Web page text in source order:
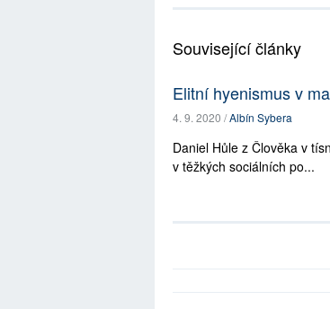
Související články
Elitní hyenismus v
4. 9. 2020 /Albín Sybera
Daniel Hůle z Člověka v
v těžkých sociálních po...